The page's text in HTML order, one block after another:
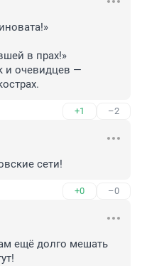
в прах!»
и очевидцев —
+1 –2
сети!
+0 –0
ещё долго мешать